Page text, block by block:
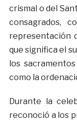
crismal o del
consagrados,
representación
que significa el
los
como la
Durante la
reconoció a los